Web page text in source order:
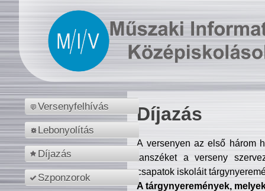
Versenyfelhívás
Lebonyolítás
Díjazás
Szponzorok
Díjazás
A versenyen az első három
tanszéket a verseny
csapatok iskoláit
A tárgynyeremények,